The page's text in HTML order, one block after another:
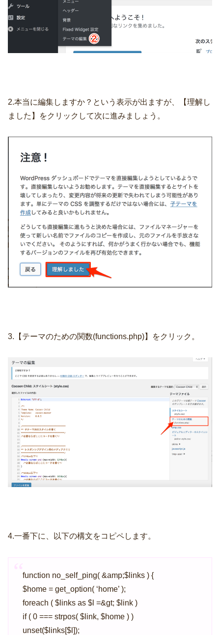
2.本当に編集しますか？という表示が出ますが、【理解し
ました】をクリックして次に進みましょう。
3.【テーマのための関数(functions.php)】をクリック。
4.一番下に、以下の構文をコピペします。
function no_self_ping( &amp;$links ) {
$home = get_option( ‘home’ );
foreach ( $links as $l =&gt; $link )
if ( 0 === strpos( $link, $home ) )
unset($links[$l]);